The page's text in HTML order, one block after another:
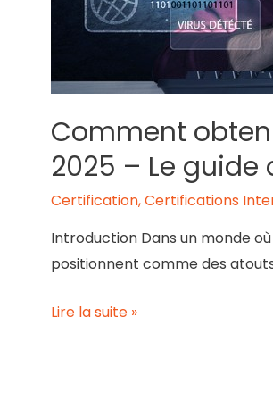
Comment
2025 – Le
Certification,Certifications
Introduction Dans un monde
positionnent comme des
Comment
Lire la suite »